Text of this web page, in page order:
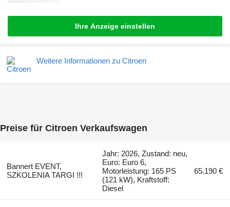
Ihre Anzeige einstellen
Weitere Informationen zu Citroen
Preise für Citroen Verkaufswagen
Bannert EVENT,
SZKOLENIA TARGI !!!
Jahr: 2026, Zustand: neu,
Euro: Euro 6,
Motorleistung: 165 PS
(121 kW), Kraftstoff:
Diesel
65.190 €